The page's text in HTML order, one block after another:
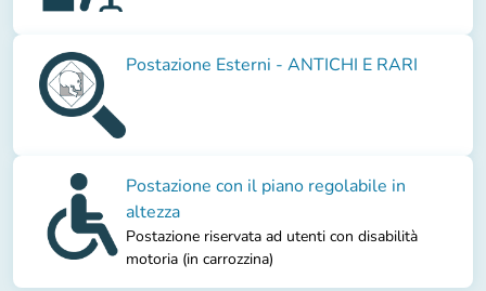
Postazione Esterni - ANTICHI E RARI
Postazione con il piano regolabile in
altezza
Postazione riservata ad utenti con disabilità
motoria (in carrozzina)